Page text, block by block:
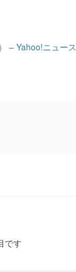
– Yahoo!ニュース
です